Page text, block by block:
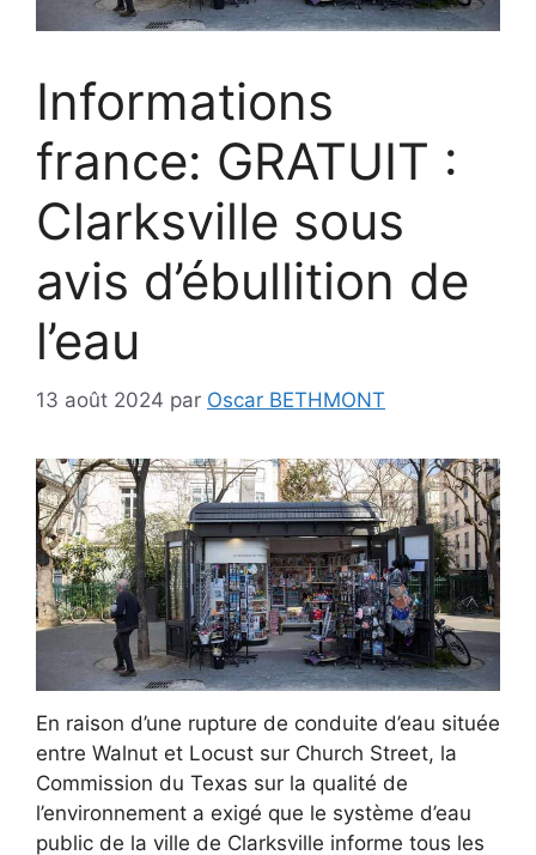
Informations
france: GRATUIT :
Clarksville sous
avis d’ébullition de
l’eau
13 août 2024 par Oscar BETHMONT
En raison d’une rupture de conduite d’eau située
entre Walnut et Locust sur Church Street, la
Commission du Texas sur la qualité de
l’environnement a exigé que le système d’eau
public de la ville de Clarksville informe tous les